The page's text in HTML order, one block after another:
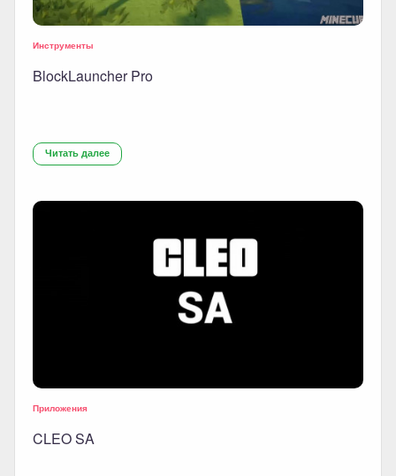
Инструменты
BlockLauncher Pro
Читать далее
Приложения
CLEO SA